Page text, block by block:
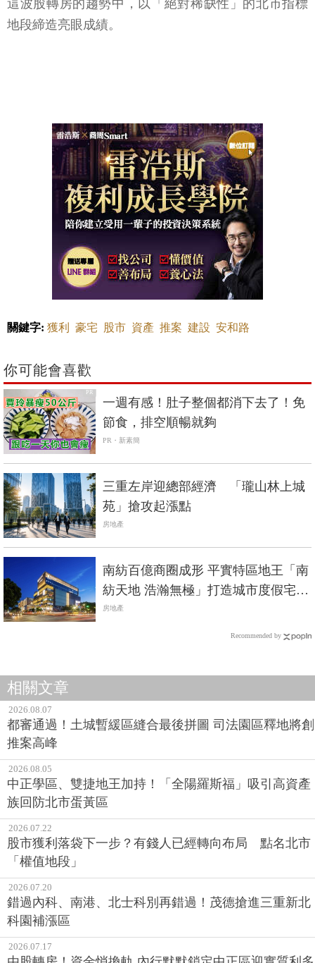
這波股轉房的趨勢中，以「絕對稀缺性」的北市指標
地段締造亮眼成績。
關鍵字: 獲利 豪宅 股市 資產 推案 建設 安和路
你可能會喜歡
PR
一週有感！肚子整個都消下去了！免
節食，排空順暢就夠
PR・新素簡
三重左岸迎總部經濟 「瓏山林上城
苑」搶攻起漲點
房地產
南紡百億商圈成形 平實特區地王「南
紡天地 浩瀚無極」打造城市度假宅指
標
房地產
Recommended by
相關文章
2026.08.07
都審通過！土城暫緩區縫合最後拼圖 司法園區釋地將創
推案高峰
2026.08.05
中正學區、雙捷地王加持！「全陽羅斯福」吸引高資產
族回防北市蛋黃區
2026.07.22
股市獲利落袋下一步？有錢人已經轉向布局 點名北市
「權值地段」
2026.07.20
錯過內科、南港、北士科別再錯過！茂德搶進三重新北
科園補漲區
2026.07.17